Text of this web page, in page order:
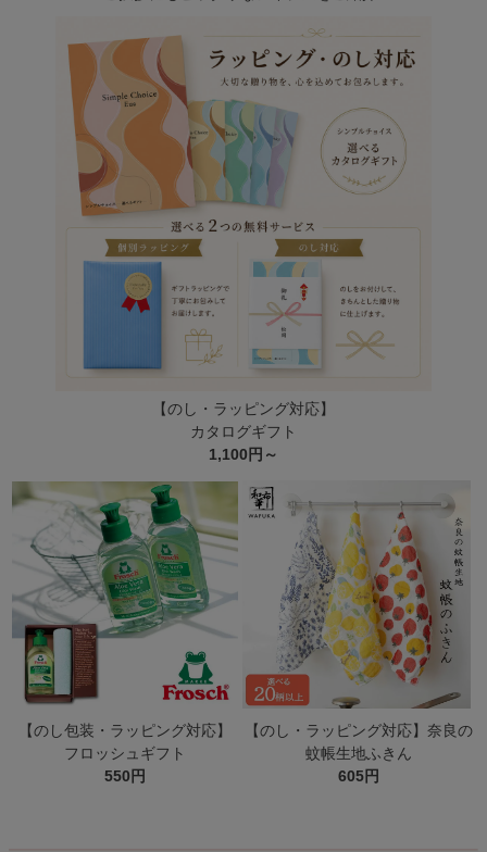
【のし・ラッピング対応】
カタログギフト
1,100円～
【のし包装・ラッピング対応】
フロッシュギフト
550円
【のし・ラッピング対応】奈良の
蚊帳生地ふきん
605円